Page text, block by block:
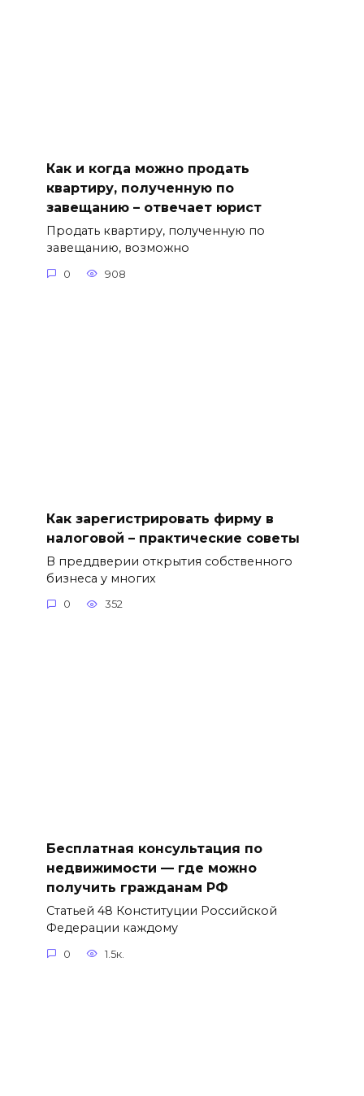
Как и когда можно продать
квартиру, полученную по
завещанию – отвечает юрист
Продать квартиру, полученную по
завещанию, возможно
0 908
Как зарегистрировать фирму в
налоговой – практические советы
В преддверии открытия собственного
бизнеса у многих
0 352
Бесплатная консультация по
недвижимости — где можно
получить гражданам РФ
Статьей 48 Конституции Российской
Федерации каждому
0 1.5к.